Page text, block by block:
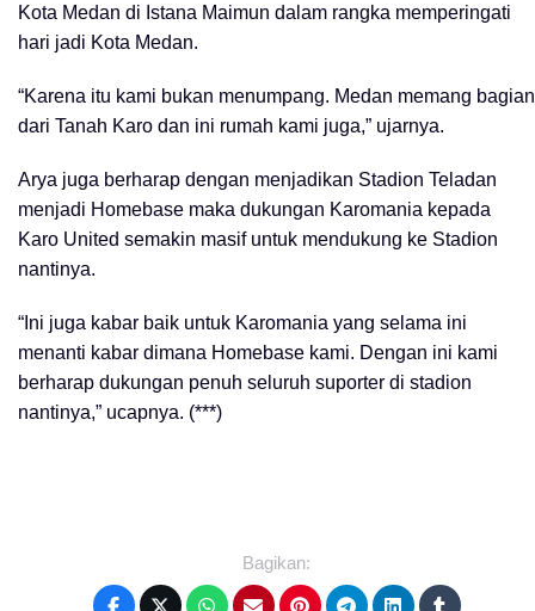
Kota Medan di Istana Maimun dalam rangka memperingati
hari jadi Kota Medan.
“Karena itu kami bukan menumpang. Medan memang bagian
dari Tanah Karo dan ini rumah kami juga,” ujarnya.
Arya juga berharap dengan menjadikan Stadion Teladan
menjadi Homebase maka dukungan Karomania kepada
Karo United semakin masif untuk mendukung ke Stadion
nantinya.
“Ini juga kabar baik untuk Karomania yang selama ini
menanti kabar dimana Homebase kami. Dengan ini kami
berharap dukungan penuh seluruh suporter di stadion
nantinya,” ucapnya. (***)
Bagikan: